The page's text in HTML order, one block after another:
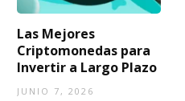
Las Mejores
Criptomonedas para
Invertir a Largo Plazo
JUNIO 7, 2026